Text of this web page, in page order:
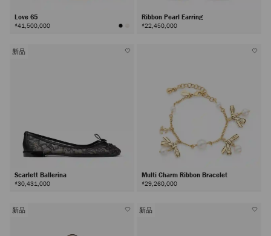
Love 65
₫41,500,000
Ribbon Pearl Earring
₫22,450,000
新品
Scarlett Ballerina
₫30,431,000
Multi Charm Ribbon Bracelet
₫29,260,000
新品 新品